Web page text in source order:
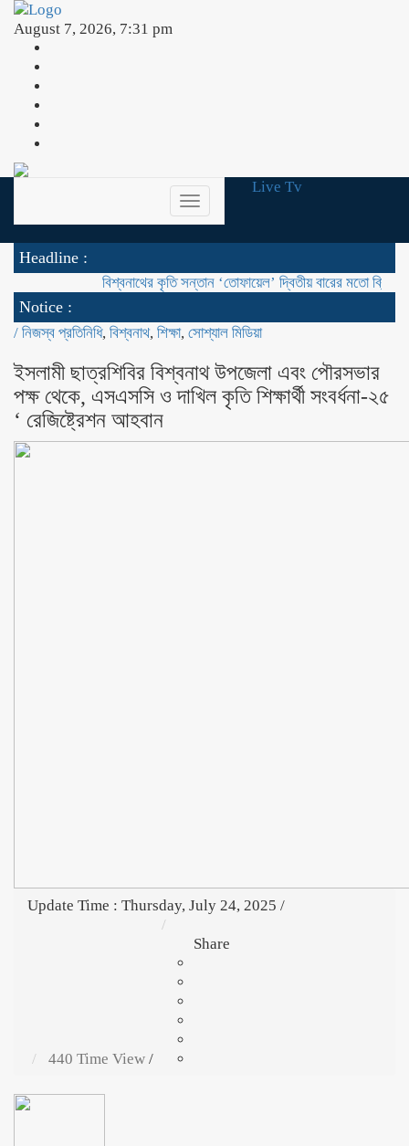
August 7, 2026, 7:31 pm
Toggle
navigation
Live Tv
Headline :
বিশ্বনাথের কৃতি সন্তান ‘তোফায়েল’ দ্বিতীয় বারের মতো ব্রিটিশ
Notice :
/ নিজস্ব প্রতিনিধি, বিশ্বনাথ, শিক্ষা, সোশ্যাল মিডিয়া
ইসলামী ছাত্রশিবির বিশ্বনাথ উপজেলা এবং পৌরসভার
পক্ষ থেকে, এসএসসি ও দাখিল কৃতি শিক্ষার্থী সংবর্ধনা-২৫
‘ রেজিষ্ট্রেশন আহবান
Update Time : Thursday, July 24, 2025 /
440 Time View /
Share